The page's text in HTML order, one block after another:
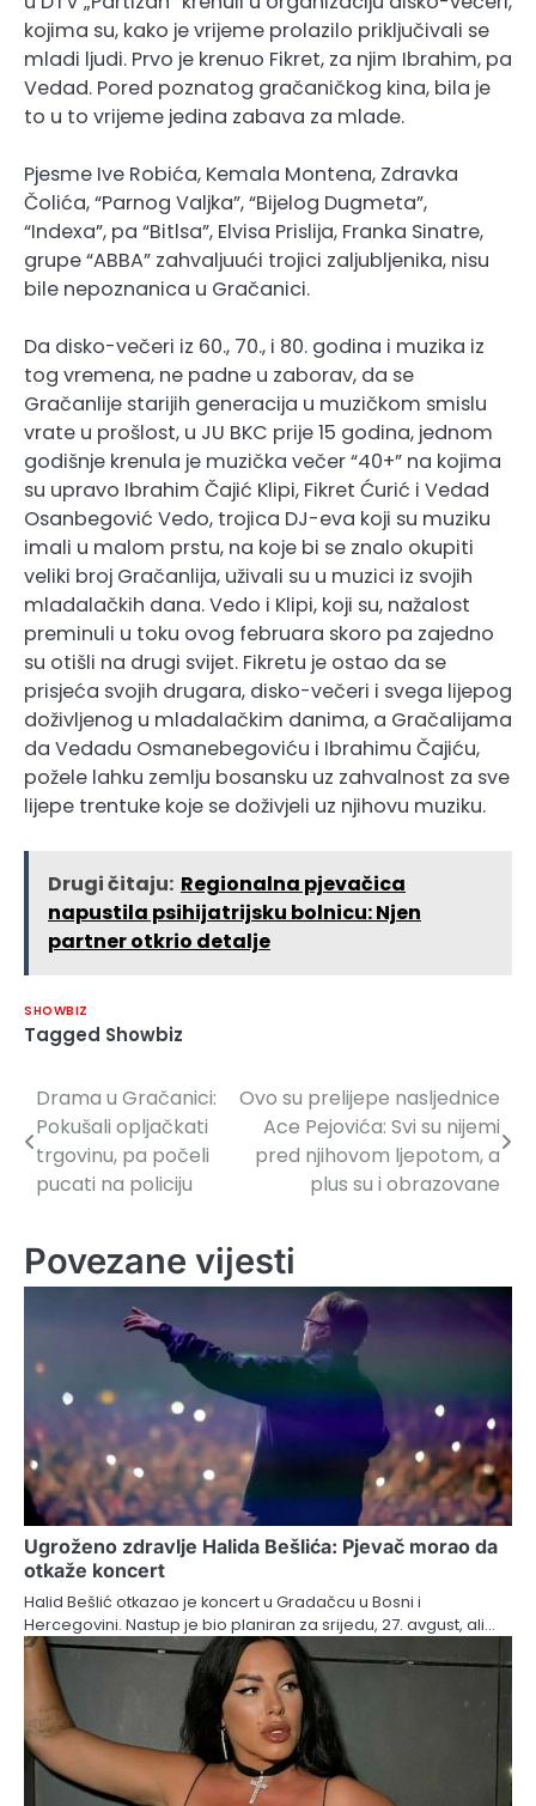
kojima su, kako je vrijeme prolazilo priključivali se
mladi ljudi. Prvo je krenuo Fikret, za njim Ibrahim, pa
Vedad. Pored poznatog gračaničkog kina, bila je
to u to vrijeme jedina zabava za mlade.
Pjesme Ive Robića, Kemala Montena, Zdravka
Čolića, “Parnog Valjka”, “Bijelog Dugmeta”,
“Indexa”, pa “Bitlsa”, Elvisa Prislija, Franka Sinatre,
grupe “ABBA” zahvaljuući trojici zaljubljenika, nisu
bile nepoznanica u Gračanici.
Da disko-večeri iz 60., 70., i 80. godina i muzika iz
tog vremena, ne padne u zaborav, da se
Gračanlije starijih generacija u muzičkom smislu
vrate u prošlost, u JU BKC prije 15 godina, jednom
godišnje krenula je muzička večer “40+” na kojima
su upravo Ibrahim Čajić Klipi, Fikret Ćurić i Vedad
Osanbegović Vedo, trojica DJ-eva koji su muziku
imali u malom prstu, na koje bi se znalo okupiti
veliki broj Gračanlija, uživali su u muzici iz svojih
mladalačkih dana. Vedo i Klipi, koji su, nažalost
preminuli u toku ovog februara skoro pa zajedno
su otišli na drugi svijet. Fikretu je ostao da se
prisjeća svojih drugara, disko-večeri i svega lijepog
doživljenog u mladalačkim danima, a Gračalijama
da Vedadu Osmanebegoviću i Ibrahimu Čajiću,
požele lahku zemlju bosansku uz zahvalnost za sve
lijepe trentuke koje se doživjeli uz njihovu muziku.
Drugi čitaju: Regionalna pjevačica
napustila psihijatrijsku bolnicu: Njen
partner otkrio detalje
SHOWBIZ
Tagged Showbiz
Navigacija
članaka
Drama u Gračanici:
Pokušali opljačkati
trgovinu, pa počeli
pucati na policiju
Ovo su prelijepe nasljednice
Ace Pejovića: Svi su nijemi
pred njihovom ljepotom, a
plus su i obrazovane
Povezane vijesti
Ugroženo zdravlje Halida Bešlića: Pjevač morao da
otkaže koncert
Halid Bešlić otkazao je koncert u Gradačcu u Bosni i
Hercegovini. Nastup je bio planiran za srijedu, 27. avgust, ali…